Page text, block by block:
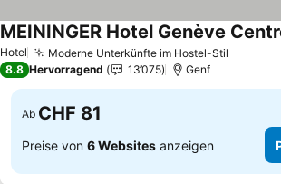
Hotel Moderne Unterkünfte im Hostel-Stil
MEININGER Hotel Genève
8.8 Hervorragend 13’075 Genf
Ab CHF 81
Preise von 6 Websites anzeigen